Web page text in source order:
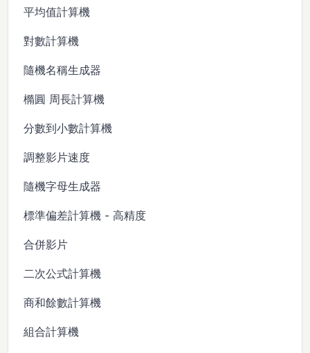
平均值計算機
對數計算機
隨機名稱生成器
橢圓 周長計算機
分數到小數計算機
調整影片速度
隨機字母生成器
標準偏差計算機 - 高精度
合併影片
二次公式計算機
商和餘數計算機
組合計算機